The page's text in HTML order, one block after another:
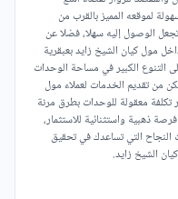
لموقعه المميز بالقرب من
تجعل الوصول إليه سهلا، فضلا عن
مول كيان الشيخ زايد بعبقرية
التنوع الكبير في مساحة الوحدات
من تقديم الخدمات لعملاء مول
تكلفة معقولة للوحدات بطرق مرنة
فرصة ذهبية واستثنائية للاستثمار،
النجاح التي تساعدك في تحقيق
الشيخ زايد.